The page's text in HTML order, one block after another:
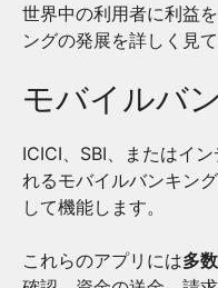
世界中の利用者に利益
ングの発展を詳しく見て
モバイルバ
ICICI、SBI、またはイ
れるモバイルバンキン
して機能します。
これらのアプリには多